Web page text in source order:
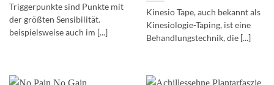
Triggerpunkte sind Punkte mit
der größten Sensibilität.
beispielsweise auch im [...]
Kinesio Tape, auch bekannt als
Kinesiologie-Taping, ist eine
Behandlungstechnik, die [...]